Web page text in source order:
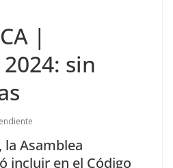
|
sin
la Asamblea
incluir en el Código